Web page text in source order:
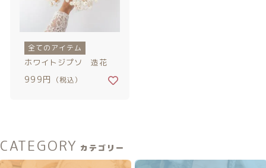
全てのアイテム
ホワイトジプソ 造花
999円 （税込）
CATEGORY カテゴリー
小物単品レンタル ギフトカード
子カテゴリー
その他
在庫あり セール